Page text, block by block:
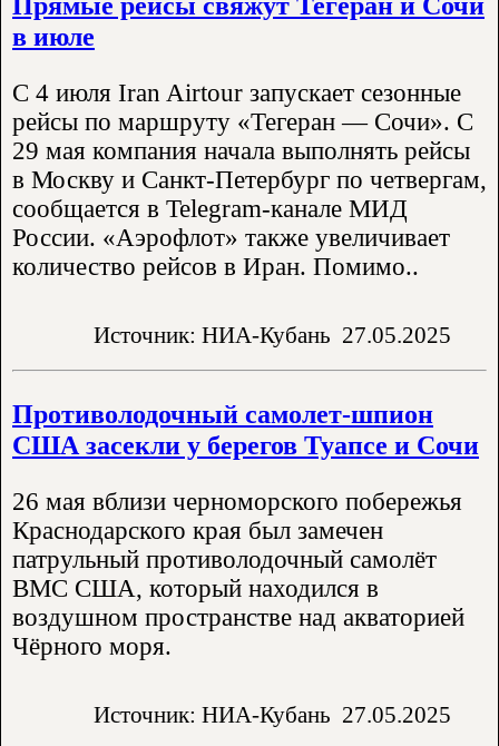
в июле
С 4 июля Iran Airtour запускает сезонные
рейсы по маршруту «Тегеран — Сочи». С
29 мая компания начала выполнять рейсы
в Москву и Санкт-Петербург по четвергам,
сообщается в Telegram-канале МИД
России. «Аэрофлот» также увеличивает
количество рейсов в Иран. Помимо..
Источник: НИА-Кубань 27.05.2025
Противолодочный самолет-шпион
США засекли у берегов Туапсе и Сочи
26 мая вблизи черноморского побережья
Краснодарского края был замечен
патрульный противолодочный самолёт
ВМС США, который находился в
воздушном пространстве над акваторией
Чёрного моря.
Источник: НИА-Кубань 27.05.2025